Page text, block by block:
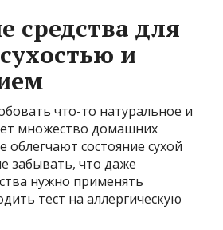
средства для
и
что-то натуральное и
множество домашних
состояние сухой
забывать, что даже
нужно применять
тест на аллергическую